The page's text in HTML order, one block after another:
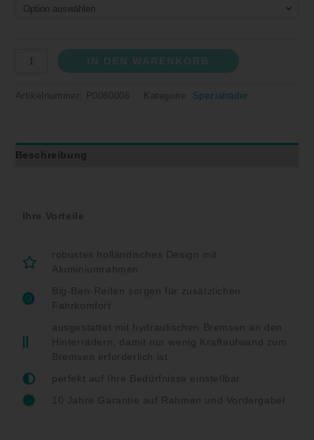
IN DEN WARENKORB
Artikelnummer: P0080006 Kategorie: Spezialräder
Beschreibung
Ihre Vorteile
robustes holländisches Design mit
Aluminiumrahmen
Big-Ben-Reifen sorgen für zusätzlichen
Fahrkomfort
ausgestattet mit hydraulischen Bremsen an den
Hinterrädern, damit nur wenig Kraftaufwand zum
Bremsen erforderlich ist
perfekt auf Ihre Bedürfnisse einstellbar
10 Jahre Garantie auf Rahmen und Vordergabel